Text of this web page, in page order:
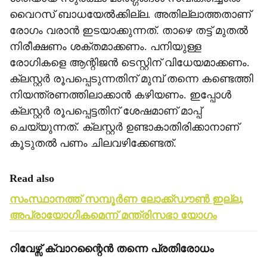
വൈറസ് ബാധയേല്‍ക്കില്ല. അതില്ലാത്തതാണ്
രോഗം വരാന്‍ ഇടയാക്കുന്നത്. താഴെ തട്ട് മുതല്‍
നിരീക്ഷണം ശക്തമാക്കണം. പനിയുള്ള
രോഗികളെ ആന്റിജന്‍ ടെസ്റ്റിന് വിധേയമാക്കണം.
ക്ലസ്റ്റര്‍ രൂപപ്പെടുന്നതിന് മുമ്പ് തന്നെ കണ്ടെത്തി
നിയന്ത്രണത്തിലാക്കാന്‍ കഴിയണം. ഇപ്പോള്‍
ക്ലസ്റ്റര്‍ രൂപപ്പെട്ടതിന് ശേഷമാണ് മാപ്പ്
ചെയ്യുന്നത്. ക്ലസ്റ്റര്‍ ഉണ്ടാകാതിരിക്കാനാണ്
കൂടുതല്‍ പണം ചിലവഴിക്കേണ്ടത്.
Read also
സംസ്ഥാനത്ത് സമ്പൂര്‍ണ ലോക്ക്ഡൗണ്‍ ഇല്ല,
അപ്രായോഗികമെന്ന് മന്ത്രിസഭാ യോഗം
റിവേഴ്സ് ക്വാറന്റൈന്‍ തന്നെ പ്രതിരോധം